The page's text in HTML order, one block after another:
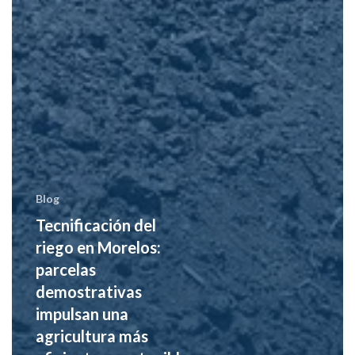
Blog
Tecnificación del
riego en Morelos:
parcelas
demostrativas
impulsan una
agricultura más